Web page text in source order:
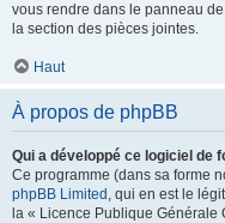
vous rendre dans le panneau
la section des pièces jointes.
Haut
À propos de phpBB
Qui a développé ce logiciel de
Ce programme (dans sa forme
phpBB Limited , qui en est le
la « Licence Publique Générale